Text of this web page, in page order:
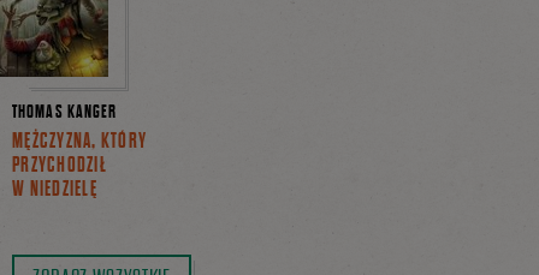
THOMAS KANGER
MĘŻCZYZNA, KTÓRY
PRZYCHODZIŁ
W NIEDZIELĘ